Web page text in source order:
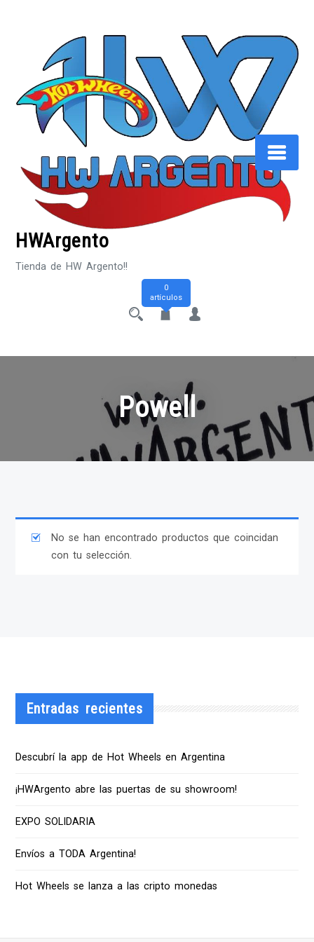
HWArgento
Tienda de HW Argento!!
0
artículos
Powell
No se han encontrado productos que coincidan
con tu selección.
Entradas recientes
Descubrí la app de Hot Wheels en Argentina
¡HWArgento abre las puertas de su showroom!
EXPO SOLIDARIA
Envíos a TODA Argentina!
Hot Wheels se lanza a las cripto monedas